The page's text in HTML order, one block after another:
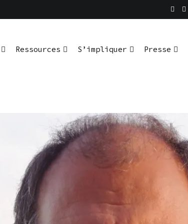
Ressources S’impliquer Presse